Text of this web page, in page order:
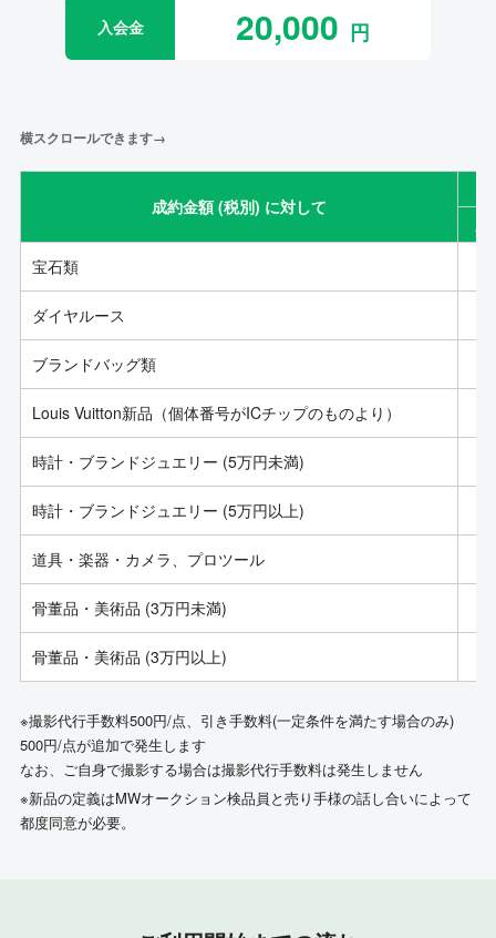
入会金 20,000
横スクロールできます→
成約金額 (税別) に対して
宝石類
ダイヤルース
ブランドバッグ類
Louis Vuitton新品（個体番号がICチップのものより）
時計・ブランドジュエリー (5万円未満)
時計・ブランドジュエリー (5万円以上)
道具・楽器・カメラ、プロツール
骨董品・美術品 (3万円未満)
骨董品・美術品 (3万円以上)
※撮影代行手数料500円/点、引き手数料(一定条件を満たす場合のみ)
500円/点が追加で発生します
なお、ご自身で撮影する場合は撮影代行手数料は発生しません
※新品の定義はMWオークション検品員と売り手様の話し合いによって
都度同意が必要。